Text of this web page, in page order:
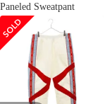
Paneled Sweatpant